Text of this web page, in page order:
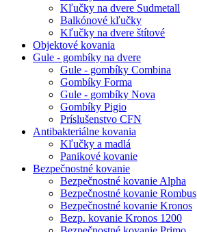
Kľučky na dvere Sudmetall
Balkónové kľučky
Kľučky na dvere štítové
Objektové kovania
Gule - gombíky na dvere
Gule - gombíky Combina
Gombíky Forma
Gule - gombíky Nova
Gombíky Pigio
Príslušenstvo CFN
Antibakteriálne kovania
Kľučky a madlá
Panikové kovanie
Bezpečnostné kovanie
Bezpečnostné kovanie Alpha
Bezpečnostné kovanie Rombus
Bezpečnostné kovanie Kronos
Bezp. kovanie Kronos 1200